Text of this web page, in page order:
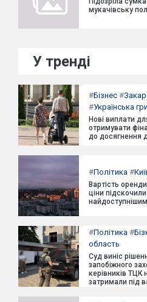
мукачівську
У тренді
#Бізнес #
#Українська
Нові виплати
отримувати
до досягнення
#Політика #
Вартість
ціни
#Політика #
область
Суд виніс
запобіжного
керівників ТЦК
затримали під